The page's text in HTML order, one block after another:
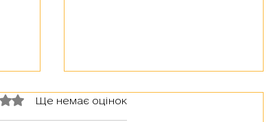
з 5 зірок.Ще немає оцінок